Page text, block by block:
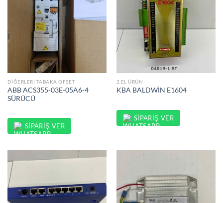
DIĞERLERI TABAKA OFSET
ABB ACS355-03E-05A6-4
SÜRÜCÜ
SIPARIŞ VER
2.EL ÜRÜN
KBA BALDWİN E1604
SIPARIŞ VER